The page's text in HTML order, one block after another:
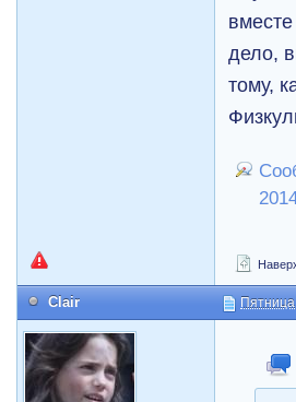
дело,
тому,
Clair